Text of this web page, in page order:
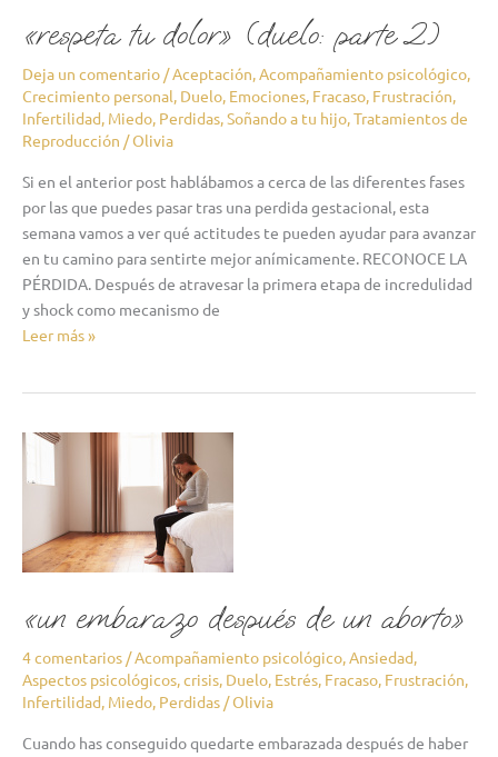
«respeta tu dolor» (duelo: parte 2)
Deja un comentario /Aceptación,Acompañamiento psicológico,
Crecimiento personal, Duelo, Emociones, Fracaso, Frustración,
Infertilidad, Miedo, Perdidas,Soñando a tu hijo,Tratamientos de
Reproducción /Olivia
Si en el anterior post hablábamos a cerca de las diferentes fases
por las que puedes pasar tras una perdida gestacional, esta
semana vamos a ver qué actitudes te pueden ayudar para avanzar
en tu camino para sentirte mejor anímicamente. RECONOCE LA
PÉRDIDA. Después de atravesar la primera etapa de incredulidad
y shock como mecanismo de
Leer más »
«un embarazo después de un aborto»
4 comentarios /Acompañamiento psicológico,Ansiedad,
Aspectos psicológicos,crisis, Duelo, Estrés, Fracaso, Frustración,
Infertilidad, Miedo, Perdidas /Olivia
Cuando has conseguido quedarte embarazada después de haber
«un
un
aborto»